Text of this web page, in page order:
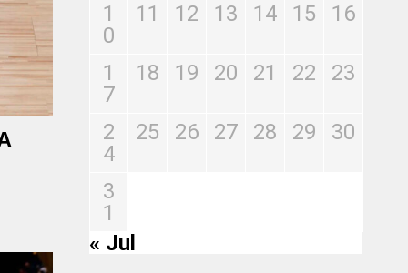
1
0
11 12 13 14 15 16
1
7
18 19 20 21 22 23
2
4
25 26 27 28 29 30
3
1
« Jul